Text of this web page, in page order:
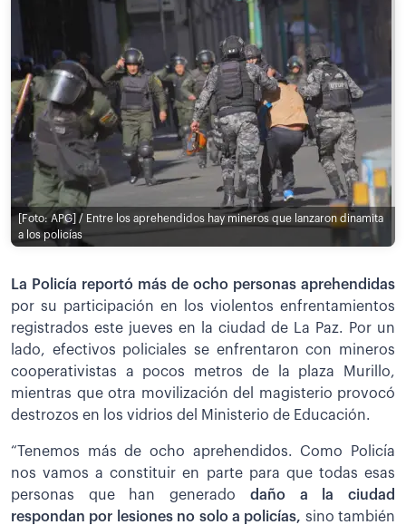
[Foto: APG] / Entre los aprehendidos hay mineros que lanzaron dinamita
a los policías
La Policía reportó más de ocho personas aprehendidas
por su participación en los violentos enfrentamientos
registrados este jueves en la ciudad de La Paz. Por un
lado, efectivos policiales se enfrentaron con mineros
cooperativistas a pocos metros de la plaza Murillo,
mientras que otra movilización del magisterio provocó
destrozos en los vidrios del Ministerio de Educación.
“Tenemos más de ocho aprehendidos. Como Policía
nos vamos a constituir en parte para que todas esas
personas que han generado daño a la ciudad
respondan por lesiones no solo a policías, sino también